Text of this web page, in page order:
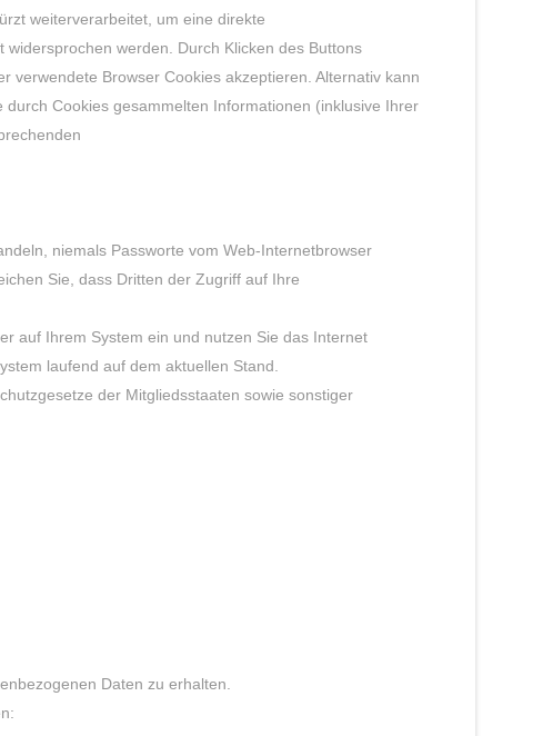
weiterverarbeitet, um eine direkte
werden. Durch Klicken des Buttons
verwendete Browser Cookies akzeptieren. Alternativ kann
Cookies gesammelten Informationen (inklusive Ihrer
niemals Passworte vom Web-Internetbrowser
Sie, dass Dritten der Zugriff auf Ihre
auf Ihrem System ein und nutzen Sie das Internet
laufend auf dem aktuellen Stand.
der Mitgliedsstaaten sowie sonstiger
Daten zu erhalten.